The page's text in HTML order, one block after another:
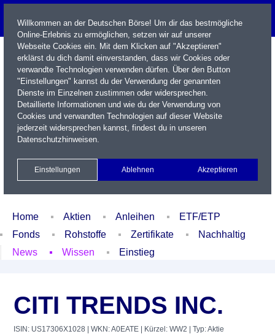
Name / WKN / ISIN / Kürzel
Xetra Realtime
Watchlist Portfolio Login
Home Aktien Anleihen
ETF/ETP
Fonds
Rohstoffe Zertifikate
Nachhaltig
News
Wissen Einstieg
CITI TRENDS INC.
ISIN: US17306X1028 | WKN: A0EATE | Kürzel: WW2 | Typ: Aktie
Willkommen an der Deutschen Börse! Um dir das bestmögliche
Online-Erlebnis zu ermöglichen, setzen wir auf unserer
Webseite Cookies ein. Mit dem Klicken auf "Akzeptieren"
erklärst du dich damit einverstanden, dass wir Cookies oder
verwandte Technologien verwenden dürfen. Über den Button
"Einstellungen" kannst du der Verwendung der genannten
Dienste im Einzelnen zustimmen oder widersprechen.
Detaillierte Informationen und wie du der Verwendung von
Cookies und verwandten Technologien auf dieser Website
jederzeit widersprechen kannst, findest du in unseren
Datenschutzhinweisen.
Einstellungen Ablehnen Akzeptieren